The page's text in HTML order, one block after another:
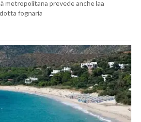
metropolitana prevede anche laa
fognaria